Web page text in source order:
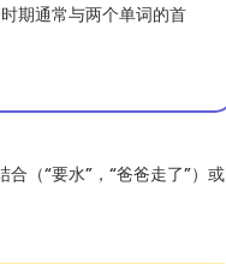
期通常与两个单词的首
（“要水”，“爸爸走了”）或